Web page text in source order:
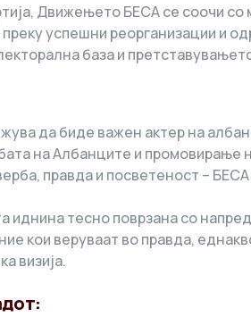
Движењето БЕСА се соочи
успешни реорганизации и
база и
да биде важен актер на
на Албанците и
правда и посветеност –
тесно поврзана со
кои веруваат во правда,
визија.